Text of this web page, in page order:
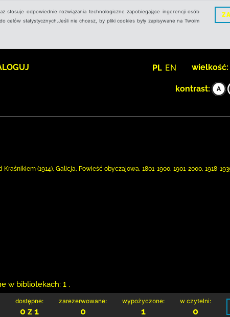
stosuje odpowiednie rozwiązania technologiczne zapobiegające ingerencji osób
statystycznych.Jeśli nie chcesz, by pliki cookies były zapisywane na Twoim
PL EN wielkość:
kontrast:
(1914), Galicja, Powieść obyczajowa, 1801-1900, 1901-2000, 1918-
w bibliotekach: 1 .
dostępne:
0 z 1
zarezerwowane:
0
wypożyczone:
1
w czytelni:
0